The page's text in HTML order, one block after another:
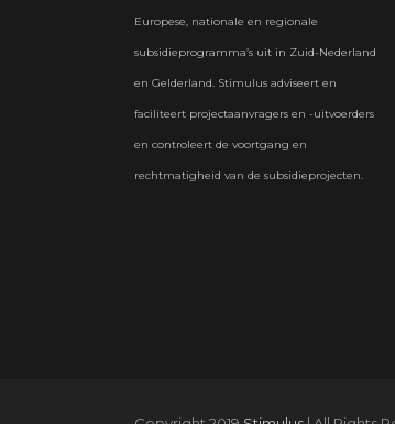
Europese, nationale en regionale
subsidieprogramma’s uit in Zuid-Nederland
en Gelderland. Stimulus adviseert en
faciliteert projectaanvragers en -uitvoerders
en controleert de voortgang en
rechtmatigheid van de subsidieprojecten.